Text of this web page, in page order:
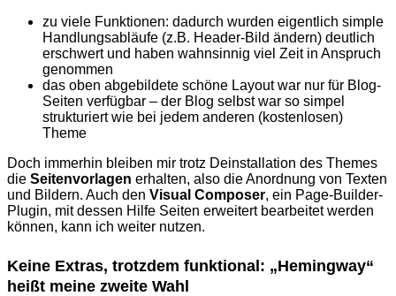
zu viele Funktionen: dadurch wurden eigentlich simple
Handlungsabläufe (z.B. Header-Bild ändern) deutlich
erschwert und haben wahnsinnig viel Zeit in Anspruch
genommen
das oben abgebildete schöne Layout war nur für Blog-
Seiten verfügbar – der Blog selbst war so simpel
strukturiert wie bei jedem anderen (kostenlosen)
Theme
Doch immerhin bleiben mir trotz Deinstallation des Themes
die Seitenvorlagen erhalten, also die Anordnung von Texten
und Bildern. Auch den Visual Composer, ein Page-Builder-
Plugin, mit dessen Hilfe Seiten erweitert bearbeitet werden
können, kann ich weiter nutzen.
Keine Extras, trotzdem funktional: „Hemingway“
heißt meine zweite Wahl